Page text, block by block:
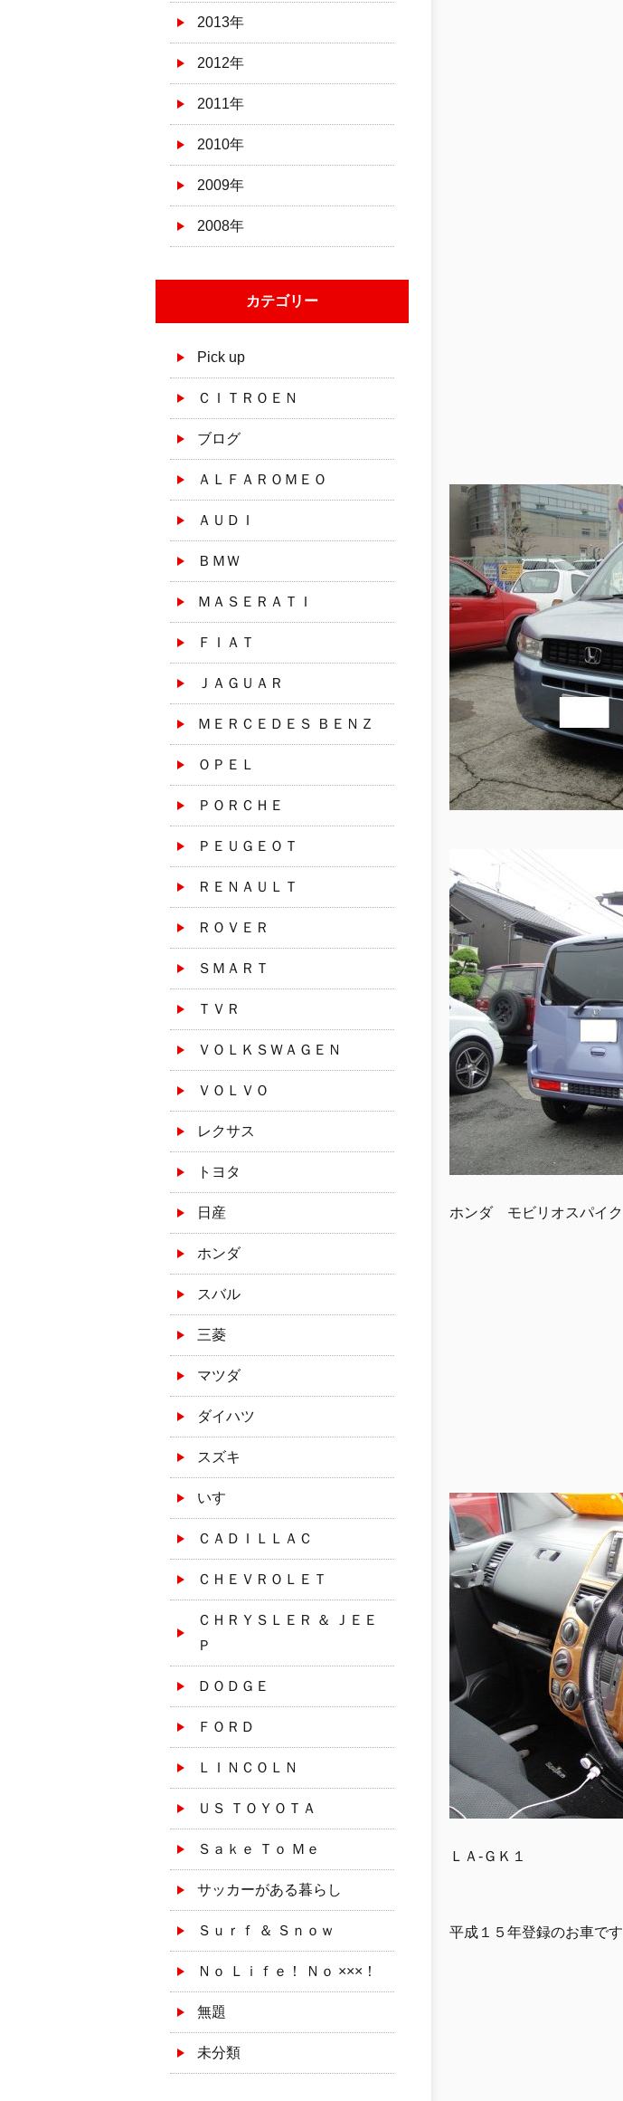
2013年
2012年
2011年
2010年
2009年
2008年
カテゴリー
Pick up
ＣＩＴＲＯＥＮ
ブログ
ＡＬＦＡＲＯＭＥＯ
ＡＵＤＩ
ＢＭＷ
ＭＡＳＥＲＡＴＩ
ＦＩＡＴ
ＪＡＧＵＡＲ
ＭＥＲＣＥＤＥＳ ＢＥＮＺ
ＯＰＥＬ
ＰＯＲＣＨＥ
ＰＥＵＧＥＯＴ
ＲＥＮＡＵＬＴ
ＲＯＶＥＲ
ＳＭＡＲＴ
ＴＶＲ
ＶＯＬＫＳＷＡＧＥＮ
ＶＯＬＶＯ
レクサス
トヨタ
日産
ホンダ
スバル
三菱
マツダ
ダイハツ
スズキ
いすゞ
ＣＡＤＩＬＬＡＣ
ＣＨＥＶＲＯＬＥＴ
ＣＨＲＹＳＬＥＲ ＆ ＪＥＥ
Ｐ
ＤＯＤＧＥ
ＦＯＲＤ
ＬＩＮＣＯＬＮ
ＵＳ ＴＯＹＯＴＡ
Ｓａｋｅ Ｔｏ Ｍｅ
サッカーがある暮らし
Ｓｕｒｆ ＆ Ｓｎｏｗ
Ｎｏ Ｌｉｆｅ！ Ｎｏ ×××！
無題
未分類
ホンダ モビリオスパイク
ＬＡ-ＧＫ１
平成１５年登録のお車です